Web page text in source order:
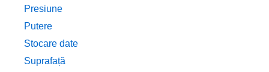
Presiune
Putere
Stocare date
Suprafață